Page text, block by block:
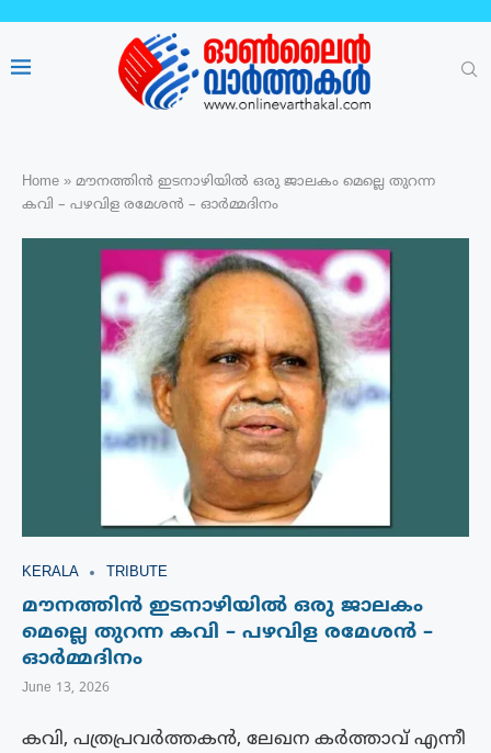
Home » മൗനത്തിൻ ഇടനാഴിയിൽ ഒരു ജാലകം മെല്ലെ തുറന്ന
കവി – പഴവിള രമേശൻ – ഓർമ്മദിനം
KERALA TRIBUTE
മൗനത്തിൻ ഇടനാഴിയിൽ ഒരു ജാലകം
മെല്ലെ തുറന്ന കവി – പഴവിള രമേശൻ –
ഓർമ്മദിനം
June 13, 2026
കവി, പത്രപ്രവർത്തകൻ, ലേഖന കർത്താവ് എന്നീ